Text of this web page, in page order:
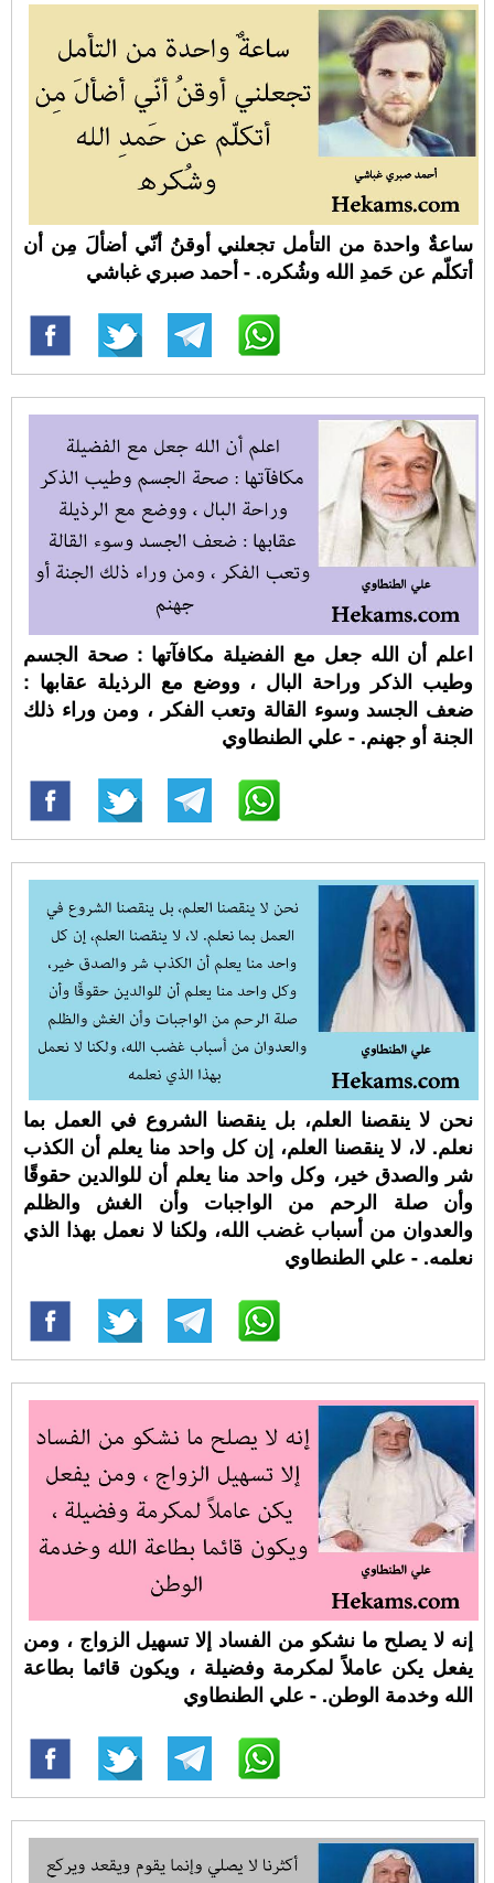
ساعةٌ واحدة من التأمل تجعلني أوقنُ أنّي أضألَ مِن أن
أتكلّم عن حَمدِ الله وشُكره. - أحمد صبري غباشي
اعلم أن الله جعل مع الفضيلة مكافآتها : صحة الجسم
وطيب الذكر وراحة البال ، ووضع مع الرذيلة عقابها :
ضعف الجسد وسوء القالة وتعب الفكر ، ومن وراء ذلك
الجنة أو جهنم. - علي الطنطاوي
نحن لا ينقصنا العلم، بل ينقصنا الشروع في العمل بما
نعلم. لا، لا ينقصنا العلم، إن كل واحد منا يعلم أن الكذب
شر والصدق خير، وكل واحد منا يعلم أن للوالدين حقوقًا
وأن صلة الرحم من الواجبات وأن الغش والظلم
والعدوان من أسباب غضب الله، ولكنا لا نعمل بهذا الذي
نعلمه. - علي الطنطاوي
إنه لا يصلح ما نشكو من الفساد إلا تسهيل الزواج ، ومن
يفعل يكن عاملاً لمكرمة وفضيلة ، ويكون قائما بطاعة
الله وخدمة الوطن. - علي الطنطاوي